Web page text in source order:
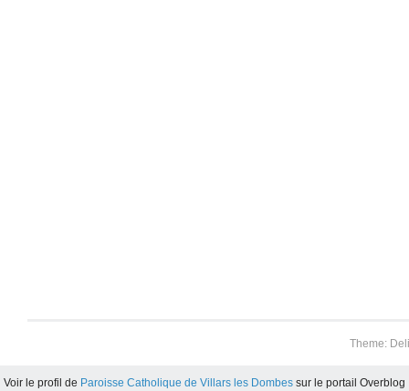
Theme:
Voir le profil de Paroisse Catholique de Villars les Dombes sur le portail Overblog